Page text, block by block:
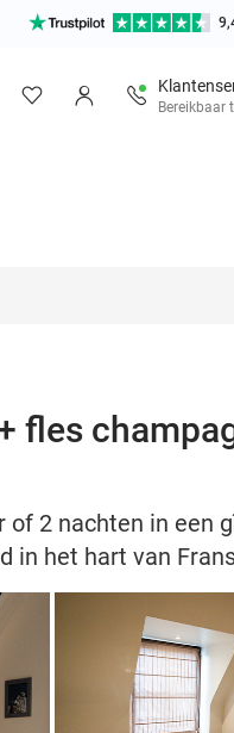
Bereikbaar
fles
of 2 nachten in een
in het hart van